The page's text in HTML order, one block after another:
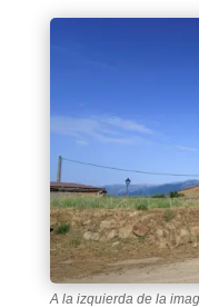
A la izquierda de la